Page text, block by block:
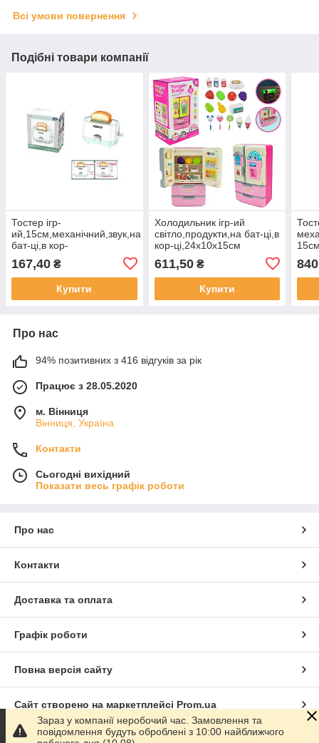
Всі умови повернення
Подібні товари компанії
Тостер ігр-
ий,15см,механічний,звук,на
бат-ці,в кор-
№A2007-1(60)
167,40 ₴
Купити
Холодильник ігр-ий
світло,продукти,на бат-ці,в
кор-ці,24х10х15см
611,50₴
Купити
Про нас
94% позитивних з 416 відгуків за рік
Працює з 28.05.2020
м. Вінниця
Вінниця, Україна
Контакти
Сьогодні вихідний
Показати весь графік роботи
Про нас
Контакти
Доставка та оплата
Графік роботи
Повна версія сайту
Сайт створено на маркетплейсі Prom.ua
Політика конфіденційності
Зараз у компанії неробочий час. Замовлення та
повідомлення будуть оброблені з 10:00 найближчого